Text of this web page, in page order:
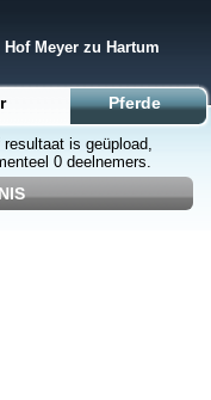
Meyer zu Hartum
Pferde
is geüpload,
0 deelnemers.